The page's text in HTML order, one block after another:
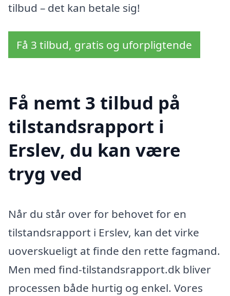
tilbud – det kan betale sig!
Få 3 tilbud, gratis og uforpligtende
Få nemt 3 tilbud på
tilstandsrapport i
Erslev, du kan være
tryg ved
Når du står over for behovet for en
tilstandsrapport i Erslev, kan det virke
uoverskueligt at finde den rette fagmand.
Men med find-tilstandsrapport.dk bliver
processen både hurtig og enkel. Vores